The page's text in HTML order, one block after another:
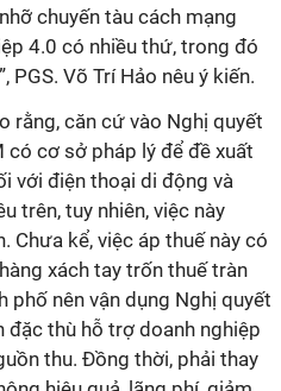
chuyến tàu cách mạng
4.0 có nhiều thứ, trong đó
Võ Trí Hảo nêu ý kiến.
rằng, căn cứ vào Nghị quyết
có cơ sở pháp lý để đề xuất
với điện thoại di động và
trên, tuy nhiên, việc này
Chưa kể, việc áp thuế này có
xách tay trốn thuế tràn
phố nên vận dụng Nghị quyết
đặc thù hỗ trợ doanh nghiệp
thu. Đồng thời, phải thay